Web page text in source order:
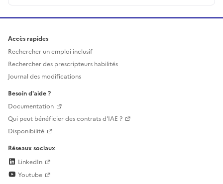
Accès rapides
Rechercher un emploi inclusif
Rechercher des prescripteurs habilités
Journal des modifications
Besoin d'aide ?
Documentation
Qui peut bénéficier des contrats d'IAE ?
Disponibilité
Réseaux sociaux
LinkedIn
Youtube